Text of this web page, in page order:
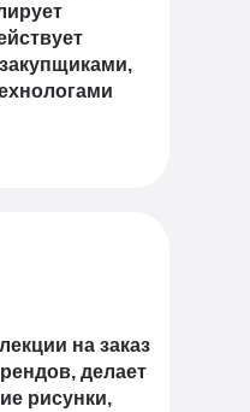
на заказ
делает
рисунки,